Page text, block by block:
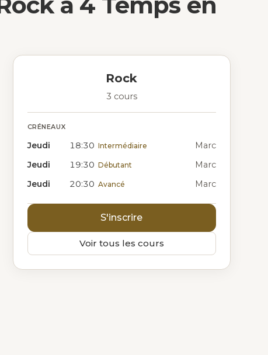
Rock
3 cours
CRÉNEAUX
Jeudi 18:30 Intermédiaire
Marc
Jeudi
19:30 Débutant
Marc
Jeudi
20:30 Avancé Marc
S'inscrire
Voir tous les cours